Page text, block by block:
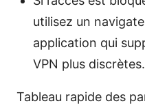
utilisez un
application qui
VPN plus discrètes.
Tableau rapide des